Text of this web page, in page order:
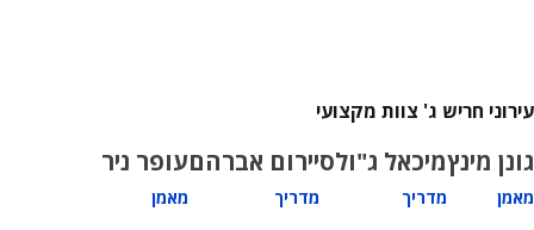
עירוני חריש ג' צוות מקצועי
גונן מינץ
מאמן
מיכאל ג"ולס
מדריך
יירום אברהם
מדריך
עופר ניר
מאמן